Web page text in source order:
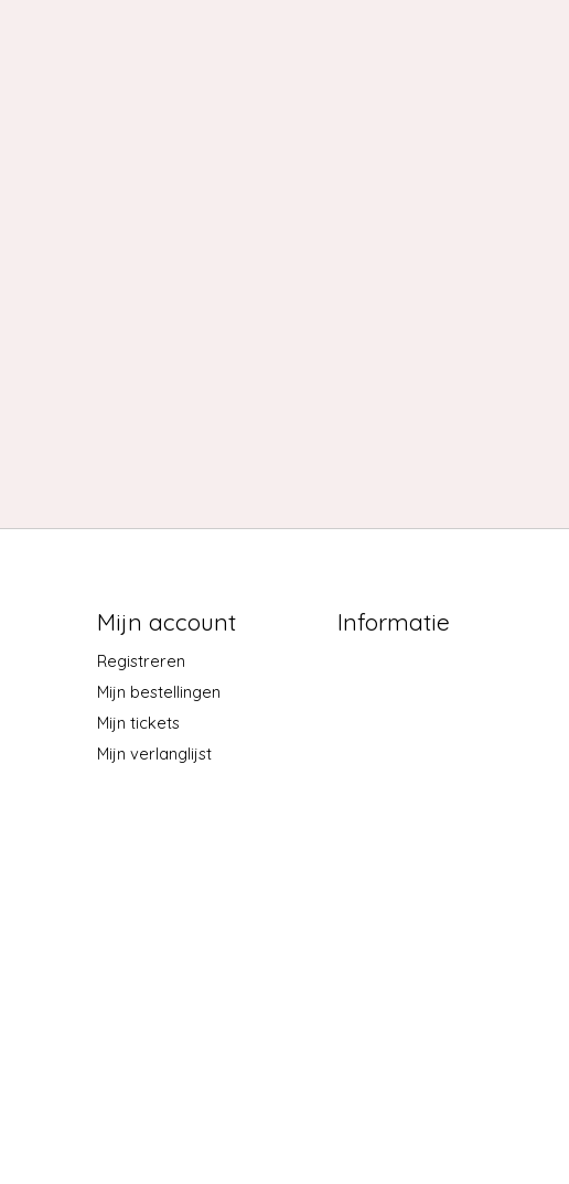
Mijn account
Registreren
Mijn bestellingen
Mijn tickets
Mijn verlanglijst
Informatie